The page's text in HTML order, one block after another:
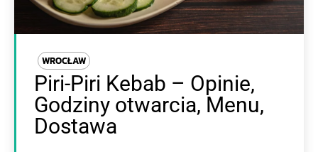
WROCŁAW
Piri-Piri Kebab – Opinie,
Godziny otwarcia, Menu,
Dostawa